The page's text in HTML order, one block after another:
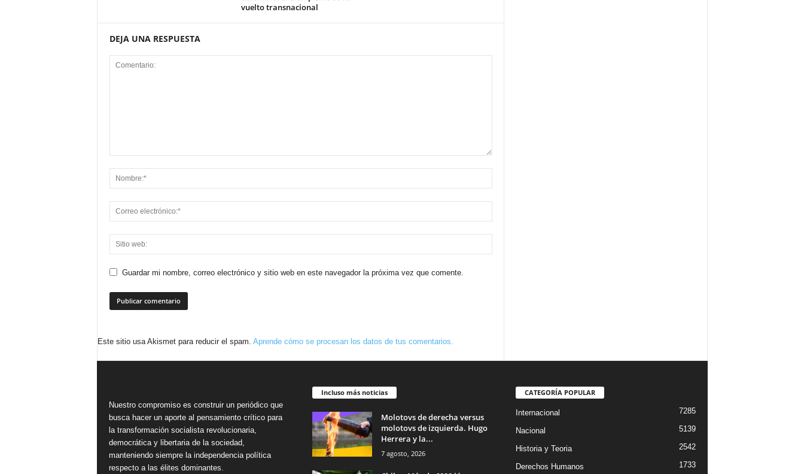
vuelto transnacional
DEJA UNA RESPUESTA
Guardar mi nombre, correo electrónico y sitio web en este navegador la próxima vez que comente.
Este sitio usa Akismet para reducir el spam. Aprende cómo se procesan los datos de tus comentarios.
Nuestro compromiso es construir un periódico que
busca hacer un aporte al pensamiento crítico para
la transformación socialista revolucionaria,
democrática y libertaria de la sociedad,
manteniendo siempre la independencia política
respecto a las élites dominantes.
Incluso más noticias
Molotovs de derecha versus
molotovs de izquierda. Hugo
Herrera y la...
7 agosto, 2026
CATEGORÍA POPULAR
Internacional 7285
Nacional 5139
Historia y Teoria 2542
Derechos Humanos 1733